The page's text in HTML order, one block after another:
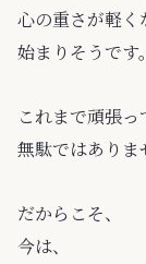
心の重さが軽
始まりそうです。
これまで頑張っ
無駄ではありま
だからこそ、
今は、